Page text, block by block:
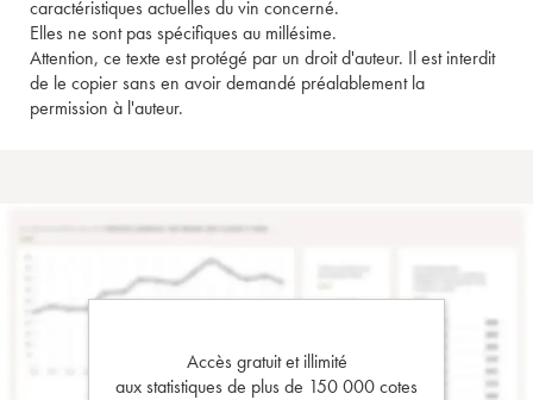
caractéristiques actuelles du vin concerné.
Elles ne sont pas spécifiques au millésime.
Attention, ce texte est protégé par un droit d'auteur. Il est interdit
de le copier sans en avoir demandé préalablement la
permission à l'auteur.
Accès gratuit et illimité
aux statistiques de plus de 150 000 cotes